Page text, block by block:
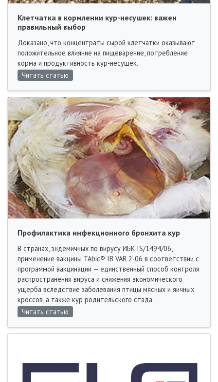
Клетчатка в кормлении кур-несушек: важен
правильный выбор
Доказано, что концентраты сырой клетчатки оказывают
положительное влияние на пищеварение, потребление
корма и продуктивность кур-несушек.
Читать статью
Профилактика инфекционного бронхита кур
В странах, эндемичных по вирусу ИБК IS/1494/06,
применение вакцины TAbic® IB VAR 2-06 в соответствии с
программой вакцинации — единственный способ контроля
распространения вируса и снижения экономического
ущерба вследствие заболевания птицы мясных и яичных
кроссов, а также кур родительского стада.
Читать статью